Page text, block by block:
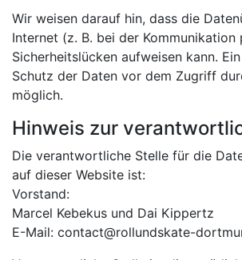
Wir weisen darauf hin, dass die
Internet (z. B. bei der Kommunikation
Sicherheitslücken aufweisen kann.
Schutz der Daten vor dem Zugriff
möglich.
Hinweis zur
Die verantwortliche Stelle für die
auf dieser Website ist:
Vorstand:
Marcel Kebekus und Dai Kippertz
E-Mail: contact@rollundskate-